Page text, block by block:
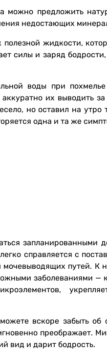
можно предложить
недостающих
полезной жидкости,
силы и заряд
воды при
их выводить
но оставил на утро
одна и та же
запланированными
справляется с
мочевыводящих путей. К
заболеваниями
вскоре забыть об
преображает.
вид и дарит бодрость.